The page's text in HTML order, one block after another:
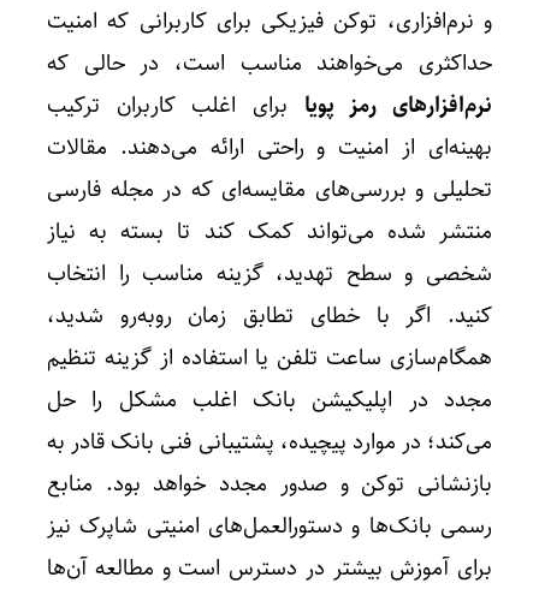
و نرم‌افزاری، توکن فیزیکی برای کاربرانی که امنیت
حداکثری می‌خواهند مناسب است، در حالی که
نرم‌افزارهای رمز پویا برای اغلب کاربران ترکیب
بهینه‌ای از امنیت و راحتی ارائه می‌دهند. مقالات
تحلیلی و بررسی‌های مقایسه‌ای که در مجله فارسی
منتشر شده می‌تواند کمک کند تا بسته به نیاز
شخصی و سطح تهدید، گزینه مناسب را انتخاب
کنید. اگر با خطای تطابق زمان روبه‌رو شدید،
همگام‌سازی ساعت تلفن یا استفاده از گزینه تنظیم
مجدد در اپلیکیشن بانک اغلب مشکل را حل
می‌کند؛ در موارد پیچیده، پشتیبانی فنی بانک قادر به
بازنشانی توکن و صدور مجدد خواهد بود. منابع
رسمی بانک‌ها و دستورالعمل‌های امنیتی شاپرک نیز
برای آموزش بیشتر در دسترس است و مطالعه آن‌ها